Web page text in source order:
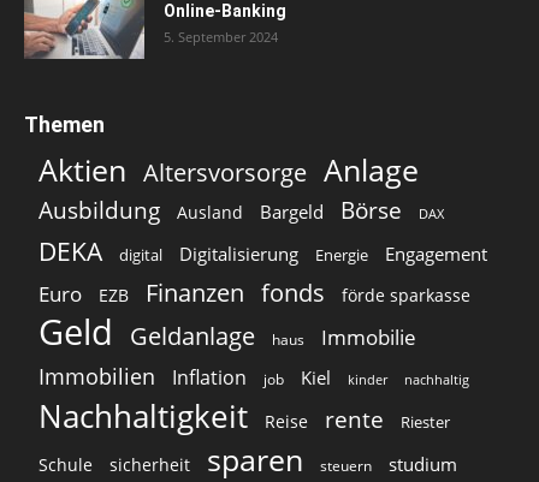
Online-Banking
5. September 2024
Themen
Aktien Altersvorsorge Anlage
Ausbildung Ausland Bargeld Börse DAX
DEKA digital Digitalisierung Energie Engagement
Euro EZB Finanzen fonds förde sparkasse
Geld Geldanlage haus Immobilie
Immobilien Inflation job Kiel kinder nachhaltig
Nachhaltigkeit Reise rente Riester
Schule sicherheit sparen steuern studium